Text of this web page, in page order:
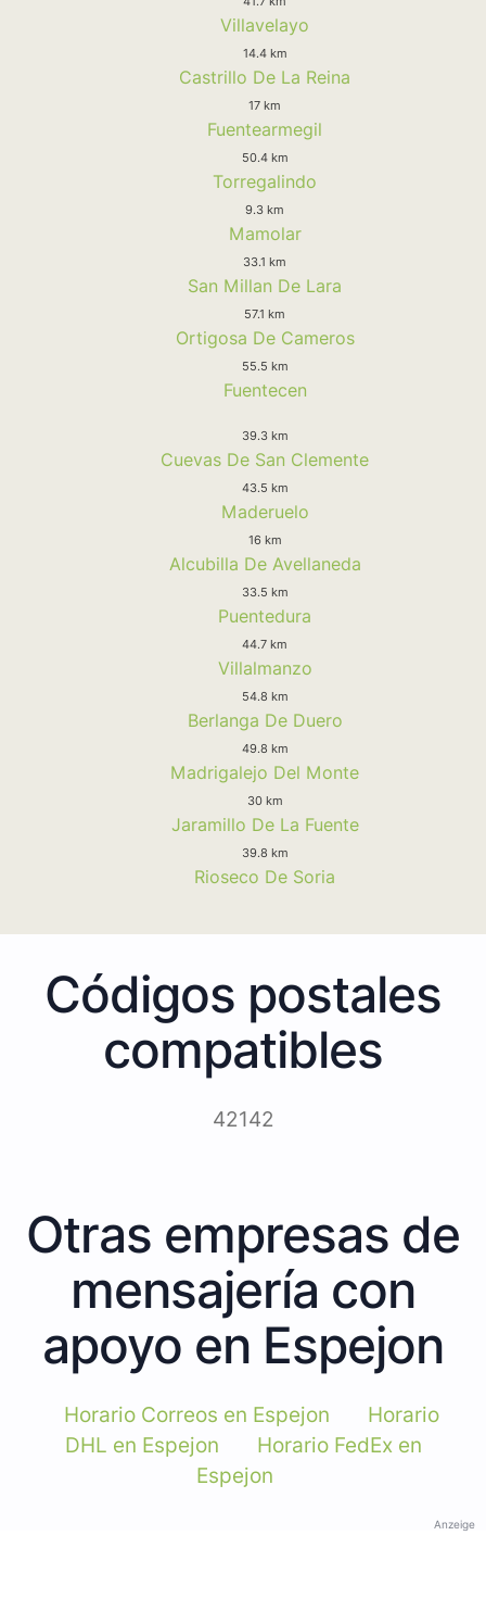
Villavelayo
14.4 km
Castrillo De La Reina
17 km
Fuentearmegil
50.4 km
Torregalindo
9.3 km
Mamolar
33.1 km
San Millan De Lara
57.1 km
Ortigosa De Cameros
55.5 km
Fuentecen
39.3 km
Cuevas De San Clemente
43.5 km
Maderuelo
16 km
Alcubilla De Avellaneda
33.5 km
Puentedura
44.7 km
Villalmanzo
54.8 km
Berlanga De Duero
49.8 km
Madrigalejo Del Monte
30 km
Jaramillo De La Fuente
39.8 km
Rioseco De Soria
Códigos postales
compatibles
42142
Otras empresas de
mensajería con
apoyo en Espejon
Horario Correos en Espejon
Horario
DHL en Espejon
Horario FedEx en
Espejon
Anzeige